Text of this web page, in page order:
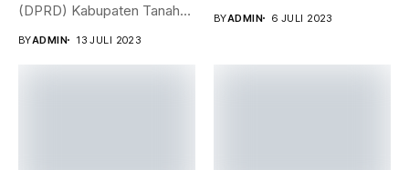
(DPRD) Kabupaten Tanah
BYADMIN 13 JULI 2023
BYADMIN 6 JULI 2023